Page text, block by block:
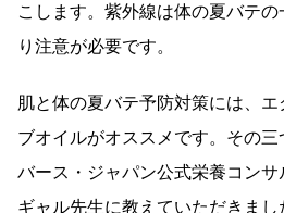
こします。紫外線は体の夏バテ
り注意が必要です。
肌と体の夏バテ予防対策には、
ブオイルがオススメです。その
バース・ジャパン公式栄養コン
ギャル先生に教えていただきまし